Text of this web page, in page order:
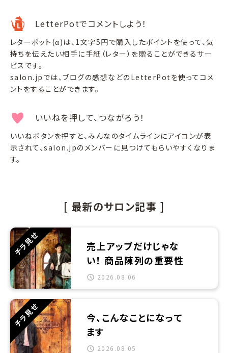
LetterPotでコメントしよう！
レターポット(α)は、1文字5円で購入したポイントを使って、気
持ちを伝えたい相手に手紙（レター）を贈ることができるサー
ビスです。
salon.jpでは、ブログの感想などのLetterPotを使ってコメ
ントをすることができます。
いいねを押して、つながろう！
いいねボタンを押すと、みんなのタイムラインにアイコンが表
示されて、salon.jpのメンバーに見つけてもらいやすくなりま
す。
[ 最新のサロン記事 ]
チラ見せ
売上アップだけじゃな
い！ 商品陳列の重要性
2026.08.06
チラ見せ
今、こんなことになって
ます
2026.08.05